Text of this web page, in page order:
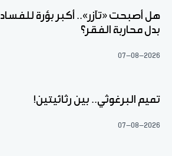
هل أصبحت «تآزر».. أكبر بؤرة للفساد
بدل محاربة الفقر؟
07-08-2026
تميم البرغوثي.. بين رثائيتين!
07-08-2026